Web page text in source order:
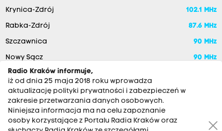
Krynica-Zdrój 102.1 MHz
Rabka-Zdrój 87.6 MHz
Szczawnica 90 MHz
Nowy Sącz
90 MHz
Radio Kraków informuje,
iż od dnia 25 maja 2018 roku wprowadza
aktualizację polityki prywatności i zabezpieczeń w
zakresie przetwarzania danych osobowych.
Niniejsza informacja ma na celu zapoznanie
osoby korzystające z Portalu Radia Kraków oraz